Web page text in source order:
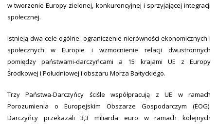
w tworzenie Europy zielonej, konkurencyjnej i sprzyjającej integracji
społecznej.
Istnieją dwa cele ogólne: ograniczenie nierówności ekonomicznych i
społecznych w Europie i wzmocnienie relacji dwustronnych
pomiędzy państwami-darczyńcami a 15 krajami UE z Europy
Środkowej i Południowej i obszaru Morza Bałtyckiego.
Trzy Państwa-Darczyńcy ściśle współpracują z UE w ramach
Porozumienia o Europejskim Obszarze Gospodarczym (EOG).
Darczyńcy przekazali 3,3 miliarda euro w ramach kolejnych